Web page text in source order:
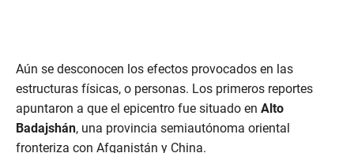
Aún se desconocen los efectos provocados en las
estructuras físicas, o personas. Los primeros reportes
apuntaron a que el epicentro fue situado en Alto
Badajshán, una provincia semiautónoma oriental
fronteriza con Afganistán y China.